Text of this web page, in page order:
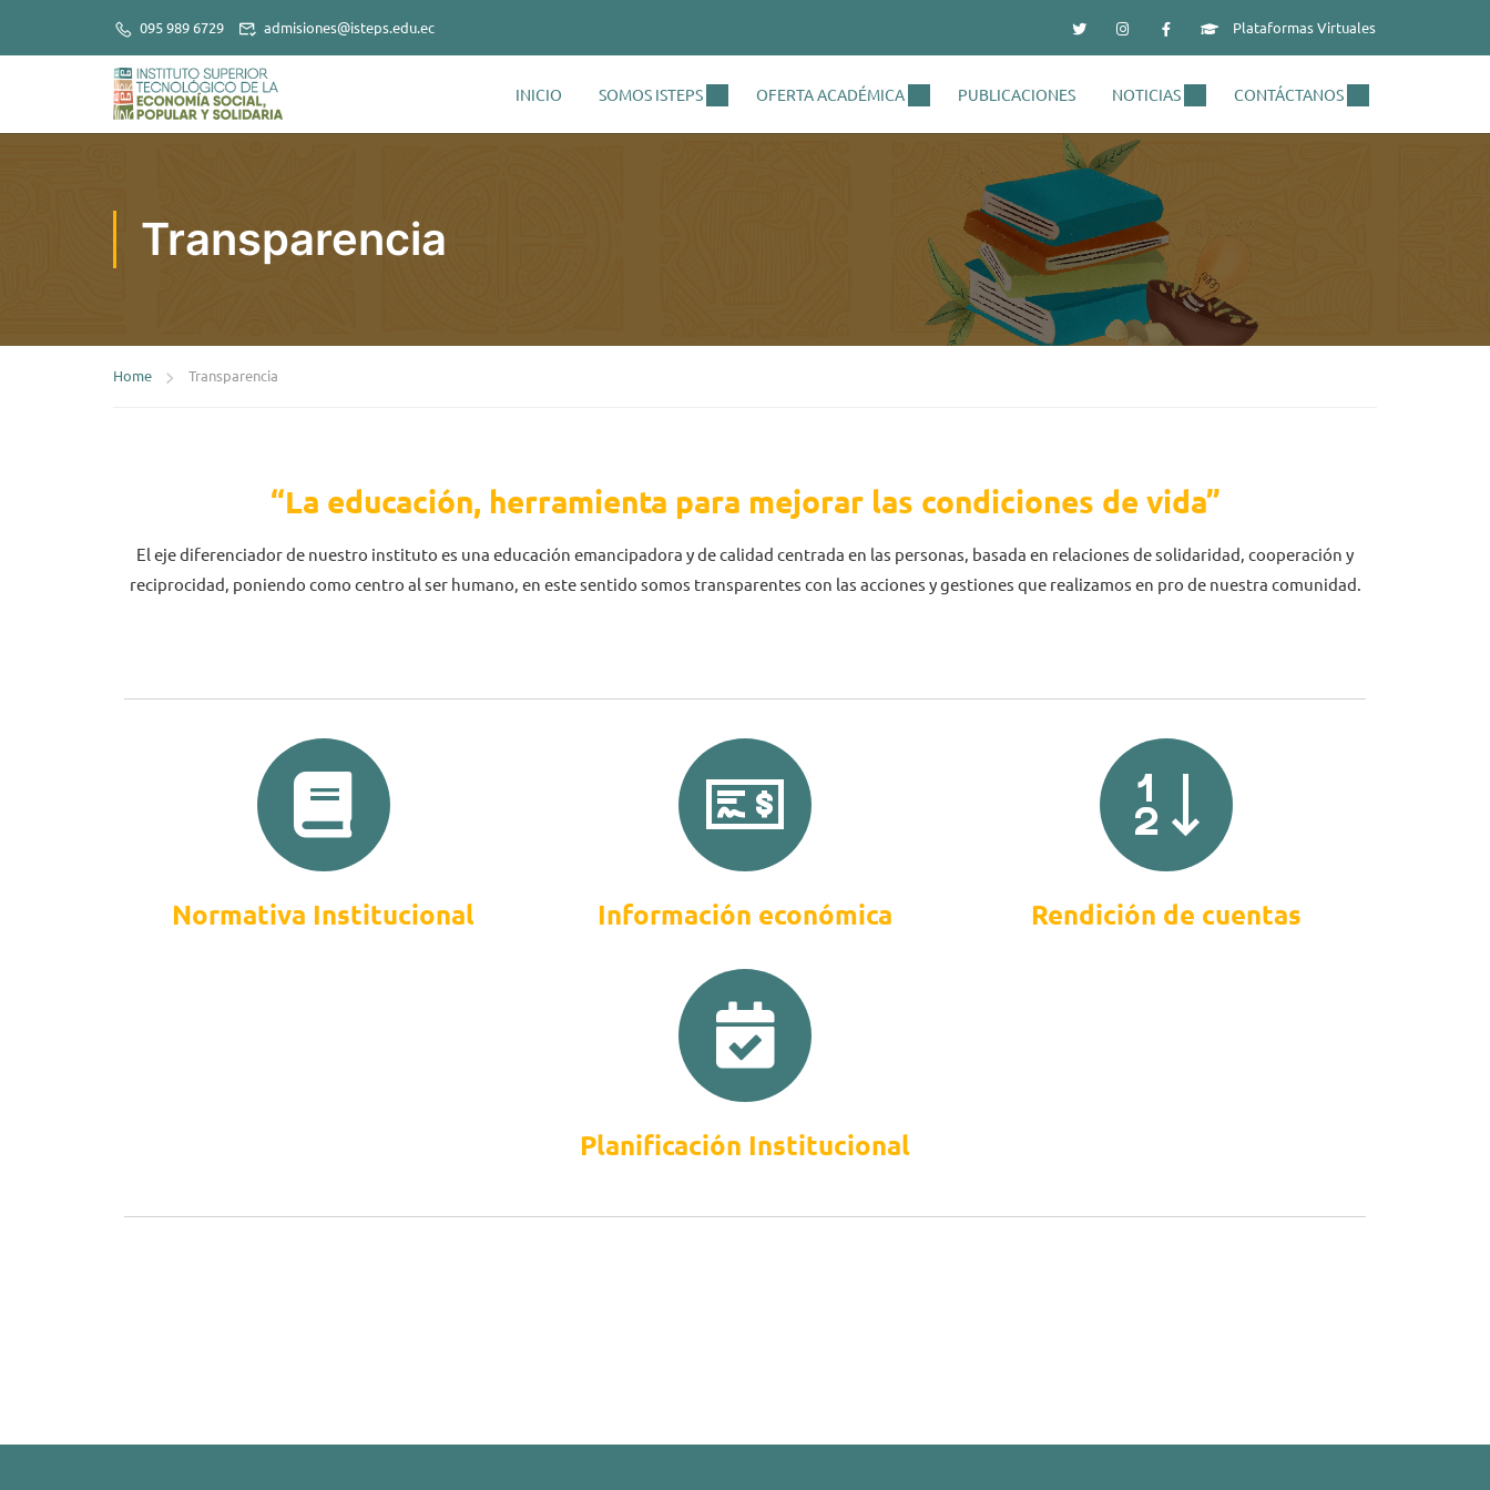
095 989 6729 admisiones@isteps.edu.ec Plataformas Virtuales
INICIO SOMOS ISTEPS OFERTA ACADÉMICA PUBLICACIONES NOTICIAS CONTÁCTANOS
Transparencia
Home Transparencia
“La educación, herramienta para mejorar las condiciones de vida”
El eje diferenciador de nuestro instituto es una educación emancipadora y de calidad centrada en las personas, basada en relaciones de solidaridad, cooperación y
reciprocidad, poniendo como centro al ser humano, en este sentido somos transparentes con las acciones y gestiones que realizamos en pro de nuestra comunidad.
Normativa Institucional Información económica Rendición de cuentas
Planificación Institucional